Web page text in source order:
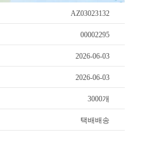
AZ03023132
00002295
2026-06-03
2026-06-03
3000개
택배배송